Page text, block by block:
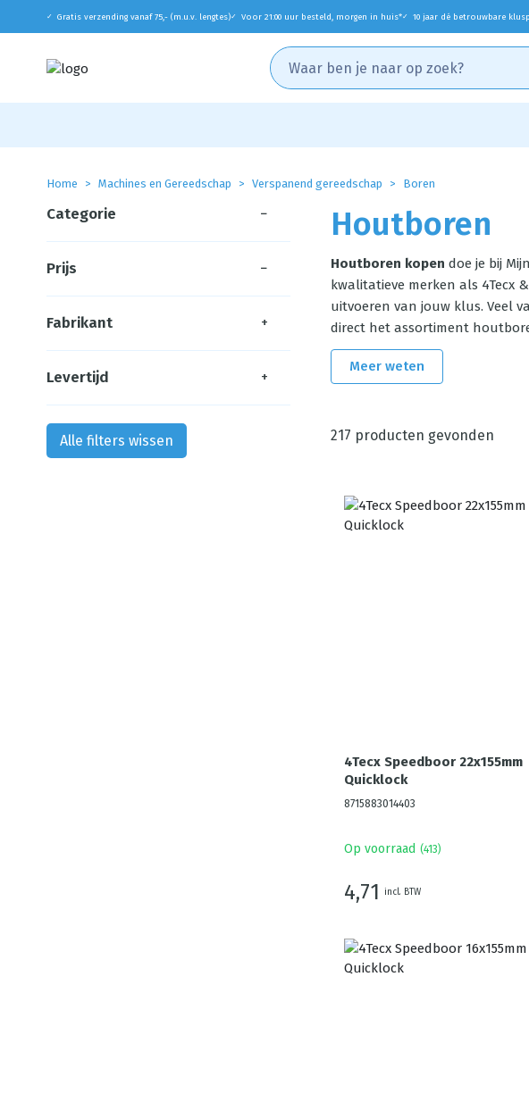
✓ Gratis verzending vanaf 75,- (m.u.v. lengtes)✓ Voor 21:00 uur besteld, morgen in huis*✓ 10 jaar dé betrouwbare
Home Machines en Gereedschap Verspanend gereedschap Boren
Houtboren
Houtboren kopen doe je bij
kwalitatieve merken als 4Tecx
uitvoeren van jouw klus. Veel
direct het assortiment
Meer weten
217 producten gevonden
4Tecx Speedboor 22x155mm
Quicklock
8715883014403
Op voorraad (413)
4,71 incl. BTW
Categorie −
Prijs −
Fabrikant +
Levertijd +
Alle filters wissen